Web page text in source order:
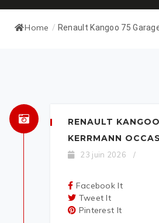
Home / Renault Kangoo 75
RENAULT
KERRMANN
23 juin 2026 /
Facebook It
Tweet It
Pinterest It